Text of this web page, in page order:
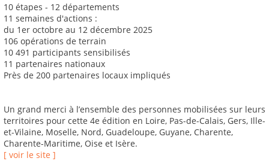
10 étapes - 12 départements
11 semaines d'actions :
du 1er octobre au 12 décembre 2025
106 opérations de terrain
10 491 participants sensibilisés
11 partenaires nationaux
Près de 200 partenaires locaux impliqués
Un grand merci à l’ensemble des personnes mobilisées sur leurs
territoires pour cette 4e édition en Loire, Pas-de-Calais, Gers, Ille-
et-Vilaine, Moselle, Nord, Guadeloupe, Guyane, Charente,
Charente-Maritime, Oise et Isère.
[ voir le site ]